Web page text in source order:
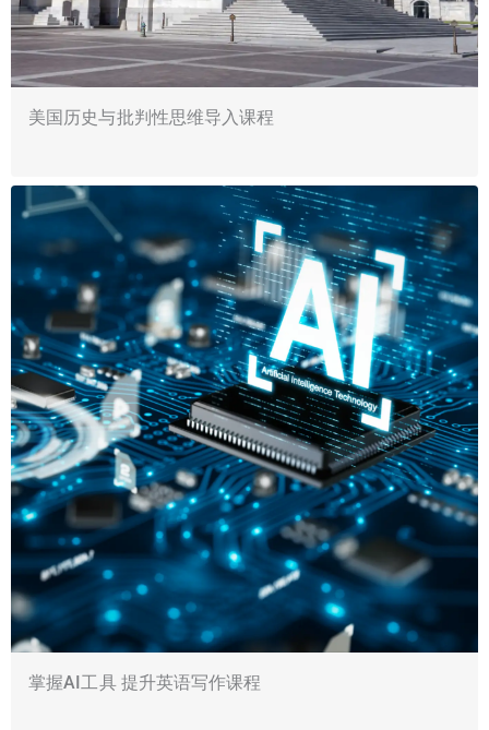
美国历史与批判性思维导入课程
掌握AI工具 提升英语写作课程